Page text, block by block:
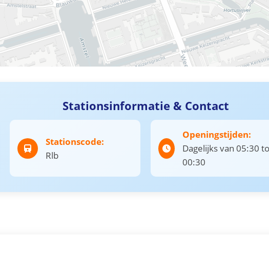
Stationsinformatie & Contact
Stationscode:
Rlb
Openingstijden:
Dagelijks van 05:30
00:30